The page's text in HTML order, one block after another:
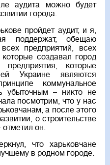
аудита можно будет
города.
пройдет аудит, и я,
поддержат, обещаю
предприятий, всех
создавал город
предприятия, которые
Украине являются
коммунальное
убыточным – никто не
посмотрим, что у нас
а после этого
о строительстве
отметил он.
что харьковчане
в родном городе.